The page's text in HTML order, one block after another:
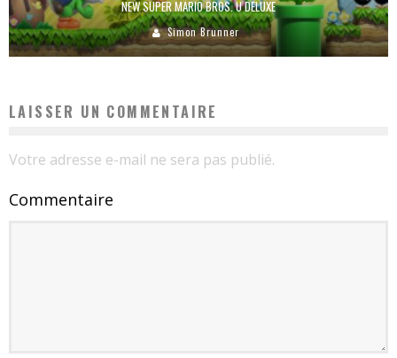
NEW SUPER MARIO BROS. U DELUXE
Simon Brunner
LAISSER UN COMMENTAIRE
Votre adresse e-mail ne sera pas publié.
Commentaire